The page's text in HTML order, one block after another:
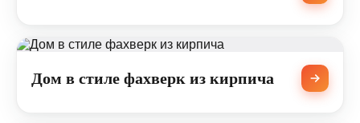
Дом в стиле фахверк из кирпича